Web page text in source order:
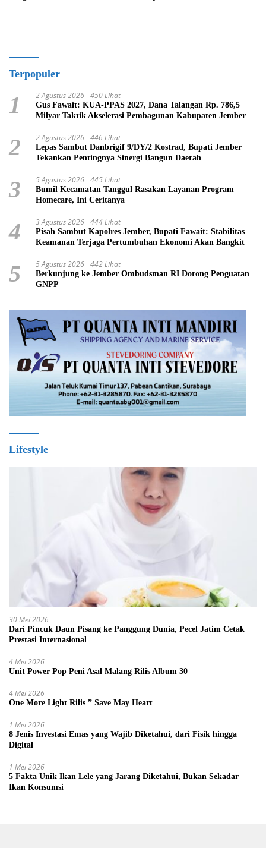
Terpopuler
1 2 Agustus 2026 450 Lihat
Gus Fawait: KUA-PPAS 2027, Dana Talangan Rp. 786,5
Milyar Taktik Akselerasi Pembagunan Kabupaten Jember
2 2 Agustus 2026 446 Lihat
Lepas Sambut Danbrigif 9/DY/2 Kostrad, Bupati Jember
Tekankan Pentingnya Sinergi Bangun Daerah
3 5 Agustus 2026 445 Lihat
Bumil Kecamatan Tanggul Rasakan Layanan Program
Homecare, Ini Ceritanya
4 3 Agustus 2026 444 Lihat
Pisah Sambut Kapolres Jember, Bupati Fawait: Stabilitas
Keamanan Terjaga Pertumbuhan Ekonomi Akan Bangkit
5 5 Agustus 2026 442 Lihat
Berkunjung ke Jember Ombudsman RI Dorong Penguatan
GNPP
Lifestyle
30 Mei 2026
Dari Pincuk Daun Pisang ke Panggung Dunia, Pecel Jatim Cetak
Prestasi Internasional
4 Mei 2026
Unit Power Pop Peni Asal Malang Rilis Album 30
4 Mei 2026
One More Light Rilis ” Save May Heart
1 Mei 2026
8 Jenis Investasi Emas yang Wajib Diketahui, dari Fisik hingga
Digital
1 Mei 2026
5 Fakta Unik Ikan Lele yang Jarang Diketahui, Bukan Sekadar
Ikan Konsumsi